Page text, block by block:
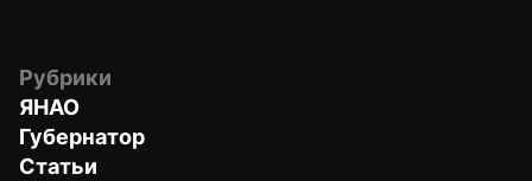
Рубрики
ЯНАО
Губернатор
Статьи